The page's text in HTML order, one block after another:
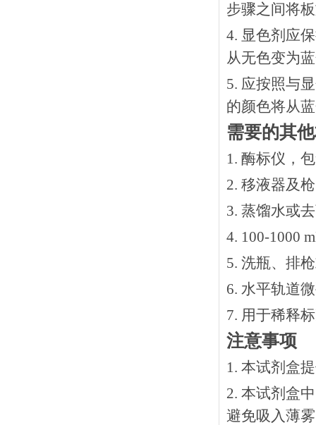
步骤之间将
4. 显色剂应
从无色变为
5. 应按照与
的颜色将从
需要的其
1. 酶标仪，
2. 移液器及
3. 蒸馏水或
4. 100-1000
5. 洗瓶、排
6. 水平轨道
7. 用于稀释
注意事项
1. 本试剂盒
2. 本试剂盒
避免吸入薄